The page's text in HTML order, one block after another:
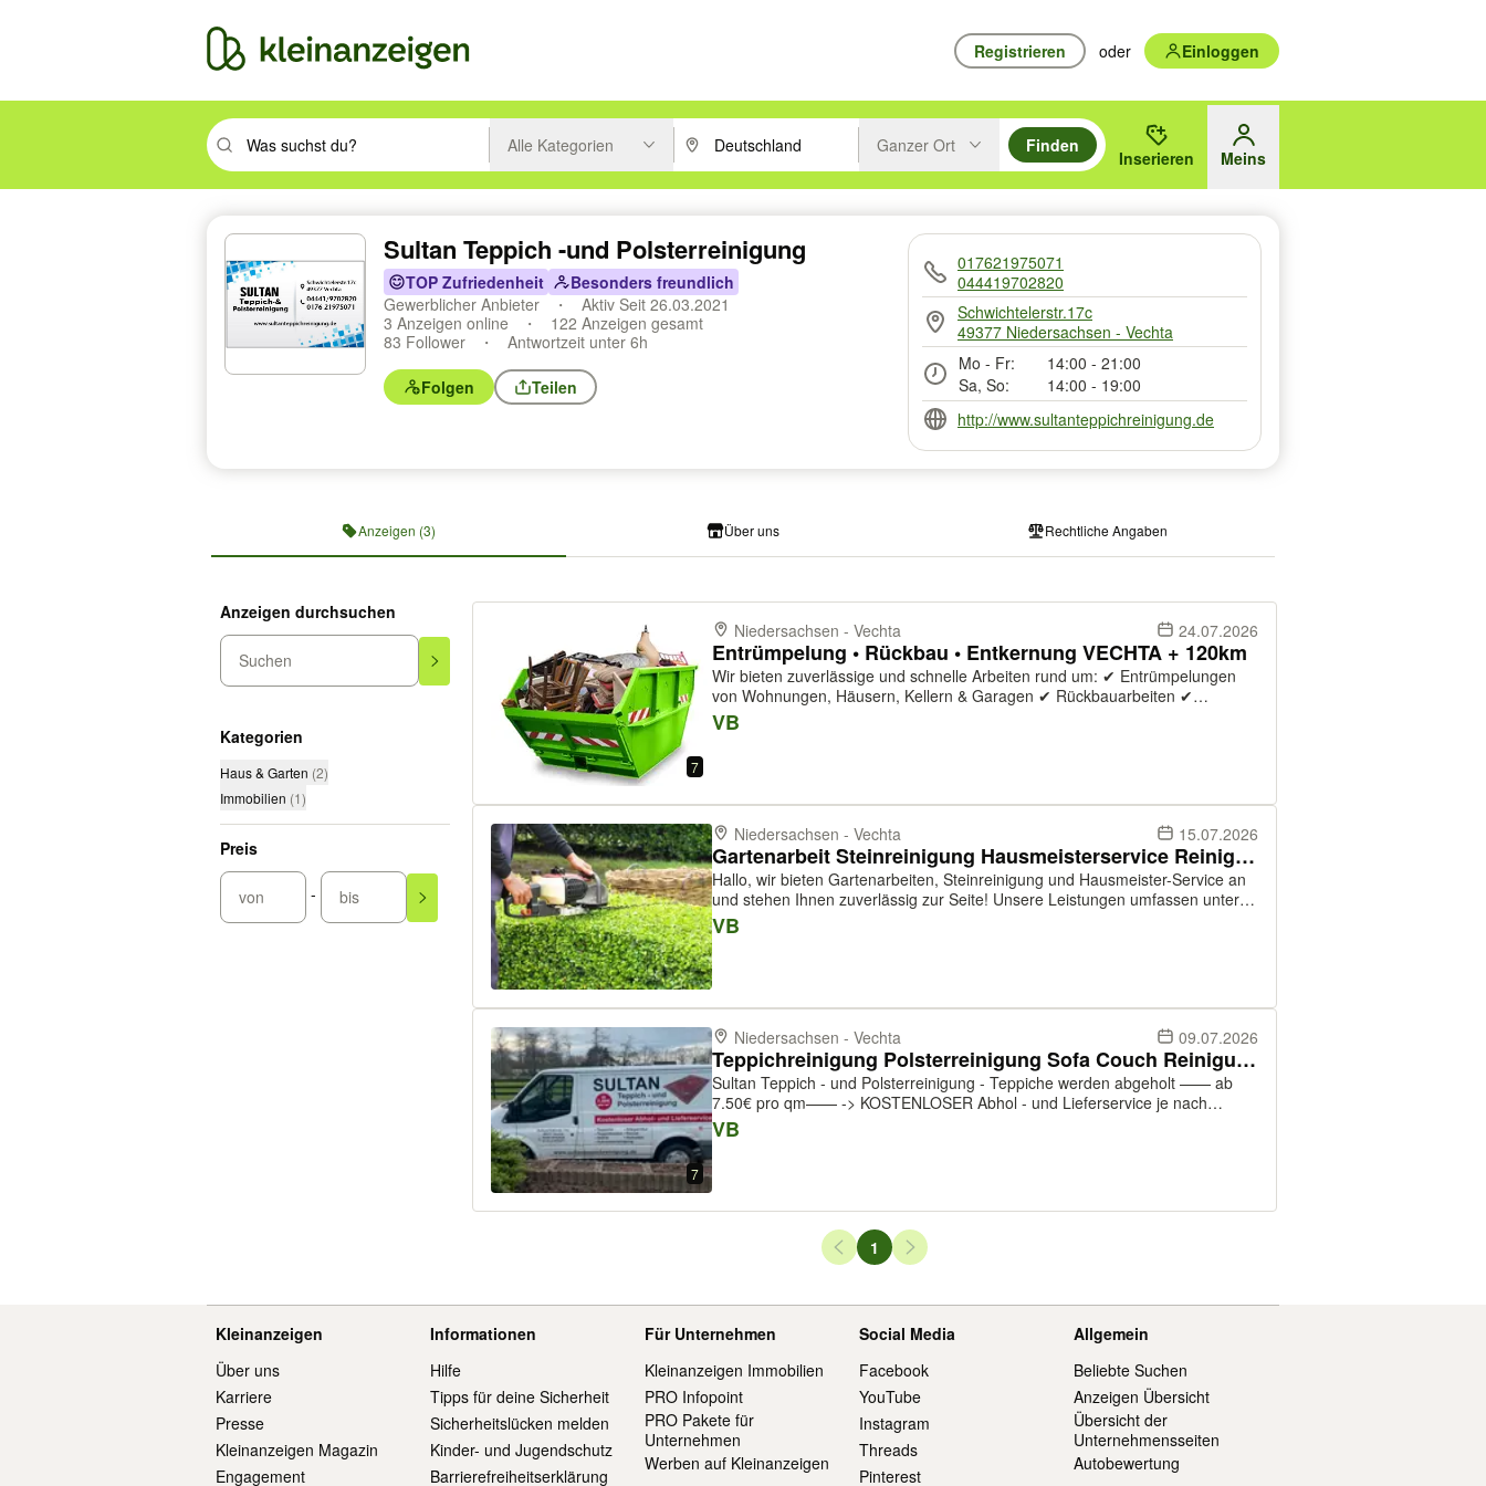
Registrieren oder Einloggen
Suchbegriff eingeben. Eingabetaste drücken um zu suchen, oder Vorschläge mit den Pfeiltasten nach oben/unten durchsuchen und mit Eingabetaste auswählen.
Alle Kategorien PLZ oder Ort eingeben. Eingabetaste drücken um zu suchen, oder Vorschläge mit den Pfeiltasten nach oben/
Ganzer Ort
Finden
Inserieren Meins
Sultan Teppich -und Polsterreinigung
TOP Zufriedenheit
Besonders freundlich
Gewerblicher Anbieter
Aktiv Seit 26.03.2021
3 Anzeigen online
122 Anzeigen gesamt
83 Follower
Antwortzeit unter 6h
Folgen Teilen
017621975071
044419702820
Schwichtelerstr.17c
49377 Niedersachsen - Vechta
Mo - Fr:
14:00 - 21:00
Sa, So:
14:00 - 19:00
http://www.sultanteppichreinigung.de
Anzeigen (3) Über uns Rechtliche Angaben
Anzeigen durchsuchen
Suchen
Kategorien
Haus & Garten (2)
Immobilien (1)
Preis
von - bis
7
Niedersachsen - Vechta 24.07.2026
Entrümpelung • Rückbau • Entkernung VECHTA + 120km
Wir bieten zuverlässige und schnelle Arbeiten rund um: ✔ Entrümpelungen
von Wohnungen, Häusern, Kellern & Garagen ✔ Rückbauarbeiten ✔
Entkernung von Immobilien ✔ Haushaltsauflösungen ✔ Müllentsorgung aller
VB
Niedersachsen - Vechta 15.07.2026
Gartenarbeit Steinreinigung Hausmeisterservice Reinigung
Hallo, wir bieten Gartenarbeiten, Steinreinigung und Hausmeister-Service an
und stehen Ihnen zuverlässig zur Seite! Unsere Leistungen umfassen unter
anderem: ✔️ Gartenpflege (z. B. Hecken- und Rasenschnitt) ✔️ Hausmeister-
Service ✔️ Allgemeine A...
VB
7
Niedersachsen - Vechta 09.07.2026
Teppichreinigung Polsterreinigung Sofa Couch Reinigung Teppich
Sultan Teppich - und Polsterreinigung - Teppiche werden abgeholt —— ab
7.50€ pro qm—— -> KOSTENLOSER Abhol - und Lieferservice je nach
Auftragswert und Ort TEPPICHE pro qm - Standart 7.50€-10€ - Floor/Shaggy
12€ - zweiseitige Teppiche 15€ - desi...
VB
Seiten-Navigation
Seite
1
Kleinanzeigen
Über uns
Karriere
Presse
Kleinanzeigen Magazin
Engagement
Informationen
Hilfe
Tipps für deine Sicherheit
Sicherheitslücken melden
Kinder- und Jugendschutz
Barrierefreiheitserklärung
Für Unternehmen
Kleinanzeigen Immobilien
PRO Infopoint
PRO Pakete für
Unternehmen
Werben auf Kleinanzeigen
Social Media
Facebook
YouTube
Instagram
Threads
Pinterest
Allgemein
Beliebte Suchen
Anzeigen Übersicht
Übersicht der
Unternehmensseiten
Autobewertung